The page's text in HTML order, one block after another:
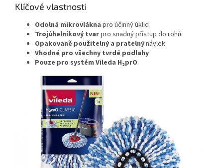
Klíčové vlastnosti
Odolná mikrovlákna pro účinný úklid
Trojúhelníkový tvarpro snadný přístup do rohů
Opakovaně použitelný a pratelnýnávlek
Vhodné pro všechny tvrdé podlahy
Pouze pro systém Vileda H₂prO